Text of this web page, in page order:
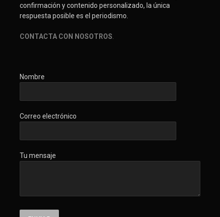
confirmación y contenido personalizado, la única
respuesta posible es el periodismo.
CONTACTA CON NOSOTROS
Nombre
Correo electrónico
Tu mensaje